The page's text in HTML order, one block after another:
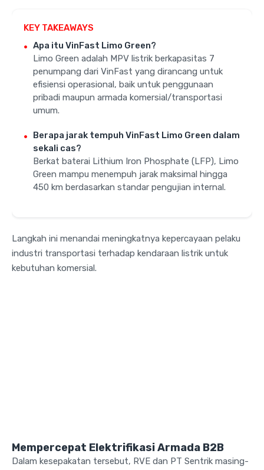
KEY TAKEAWAYS
Apa itu VinFast Limo Green?
Limo Green adalah MPV listrik berkapasitas 7
penumpang dari VinFast yang dirancang untuk
efisiensi operasional, baik untuk penggunaan
pribadi maupun armada komersial/transportasi
umum.
Berapa jarak tempuh VinFast Limo Green dalam
sekali cas?
Berkat baterai Lithium Iron Phosphate (LFP), Limo
Green mampu menempuh jarak maksimal hingga
450 km berdasarkan standar pengujian internal.
Langkah ini menandai meningkatnya kepercayaan pelaku
industri transportasi terhadap kendaraan listrik untuk
kebutuhan komersial.
Mempercepat Elektrifikasi Armada B2B
Dalam kesepakatan tersebut, RVE dan PT Sentrik masing-